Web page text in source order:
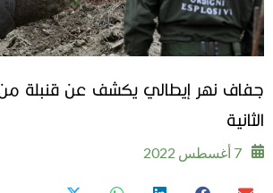
جفاف نهر إيطالي يكشف عن قنبلة من
الثانية
7 أغسطس 2022